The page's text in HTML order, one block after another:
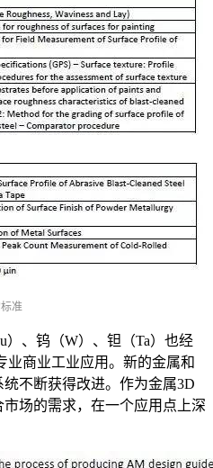
准
、钨（W）、钽（Ta）也经
业商业工业应用。新的金属和
不断获得改进。作为金属3D
场的需求，在一个应用点上深